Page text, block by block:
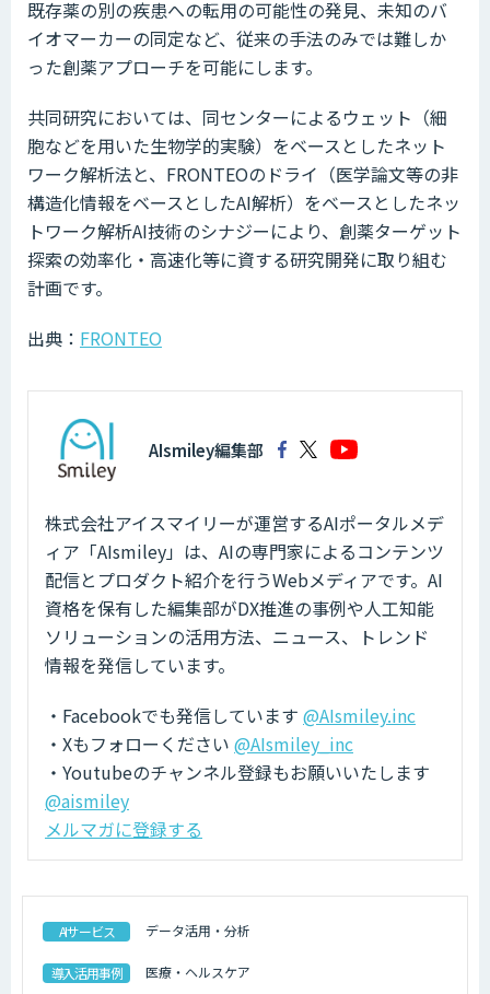
既存薬の別の疾患への転用の可能性の発見、未知のバ
イオマーカーの同定など、従来の手法のみでは難しか
った創薬アプローチを可能にします。
共同研究においては、同センターによるウェット（細
胞などを用いた生物学的実験）をベースとしたネット
ワーク解析法と、FRONTEOのドライ（医学論文等の非
構造化情報をベースとしたAI解析）をベースとしたネッ
トワーク解析AI技術のシナジーにより、創薬ターゲット
探索の効率化・高速化等に資する研究開発に取り組む
計画です。
出典： FRONTEO
AIsmiley編集部
株式会社アイスマイリーが運営するAIポータルメデ
ィア「AIsmiley」は、AIの専門家によるコンテンツ
配信とプロダクト紹介を行うWebメディアです。AI
資格を保有した編集部がDX推進の事例や人工知能
ソリューションの活用方法、ニュース、トレンド
情報を発信しています。
・Facebookでも発信しています @AIsmiley.inc
・Xもフォローください @AIsmiley_inc
・Youtubeのチャンネル登録もお願いいたします
@aismiley
メルマガに登録する
AIサービス データ活用・分析
導入活用事例 医療・ヘルスケア